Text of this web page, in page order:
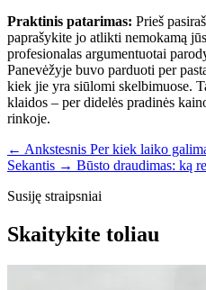
Praktinis patarimas: Prieš
paprašykite jo atlikti nemokamą
profesionalas argumentuotai
Panevėžyje buvo parduoti per
kiek jie yra siūlomi skelbimuose.
klaidos – per didelės pradinės
rinkoje.
← Ankstesnis Per kiek laiko
Sekantis → Būsto draudimas: ką
Susiję straipsniai
Skaitykite toliau